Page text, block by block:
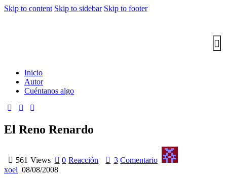
Skip to content Skip to sidebar Skip to footer
Inicio
Autor
Cuéntanos algo
El Reno Renardo
561 Views 0 Reacción 3 Comentario
xoel 08/08/2008